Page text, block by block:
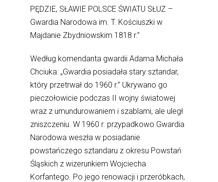
PĘDZIE, SŁAWIE POLSCE ŚWIATU SŁUŻ –
Gwardia Narodowa im. T. Kościuszki w
Majdanie Zbydniowskim 1818 r.”
Według komendanta gwardii Adama Michała
Chciuka: „Gwardia posiadała stary sztandar,
który przetrwał do 1960 r.” Ukrywano go
pieczołowicie podczas II wojny światowej
wraz z umundurowaniem i szablami, ale uległ
zniszczeniu. W 1960 r. przypadkowo Gwardia
Narodowa weszła w posiadanie
powstańczego sztandaru z okresu Powstań
Śląskich z wizerunkiem Wojciecha
Korfantego. Po jego renowacji i przeróbkach,